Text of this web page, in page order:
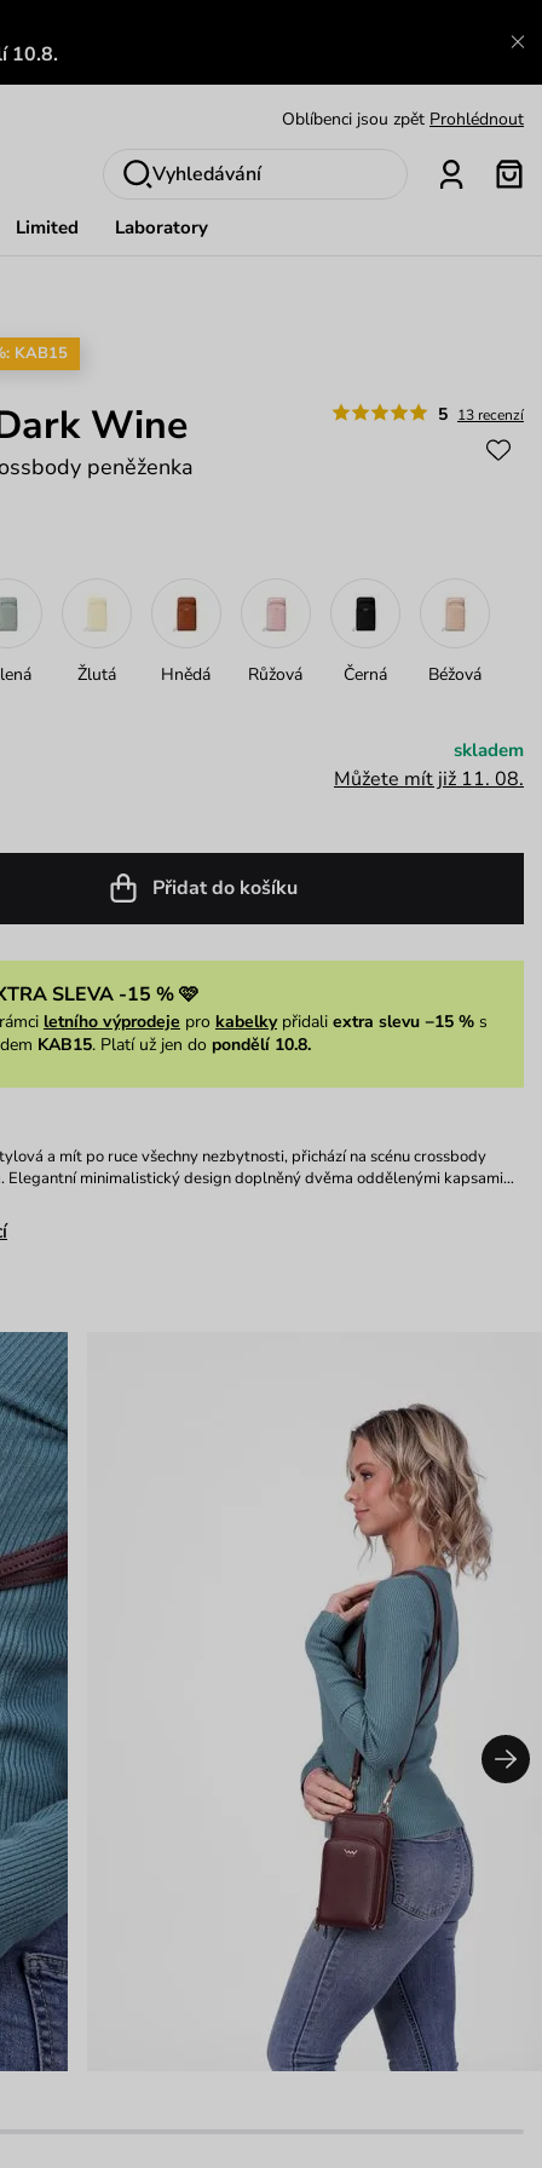
10.8.
Limited Laboratory
Nech se inspirovat Ukázat
Vyhledávání
KAB15
5 13 recenzí
Wine
peněženka
Žlutá Hnědá Růžová Černá Béžová
skladem
Můžete mít již 11. 08.
Přidat do košíku
SLEVA -15 % 🩷
letního výprodeje pro kabelkypřidali extra slevu −15 %s
KAB15. Platí už jen do pondělí 10.8.
a mít po ruce všechny nezbytnosti, přichází na scénu crossbody
Elegantní minimalistický design doplněný dvěma oddělenými kapsami…